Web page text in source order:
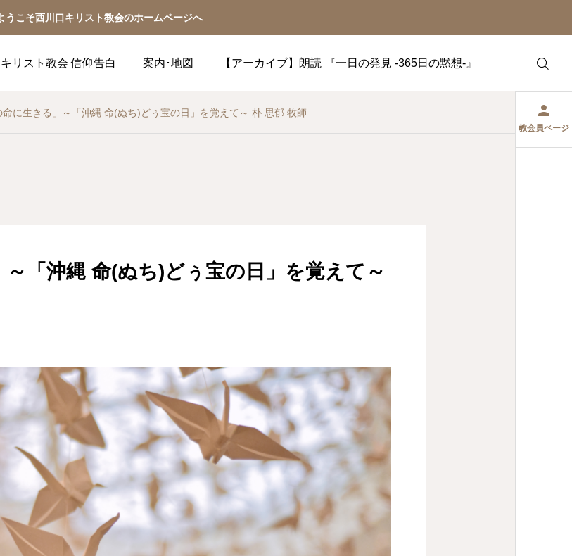
うこそ西川口キリスト教会のホームページへ
リスト教会 信仰告白 案内･地図 【アーカイブ】朗読 『一日の発見 -365日の黙想-』
教会員ページ
「復活の命に生きる」～「沖縄 命(ぬち)どぅ宝の日」を覚えて～ 朴 思郁 牧師
～「沖縄 命(ぬち)どぅ宝の日」を覚えて～